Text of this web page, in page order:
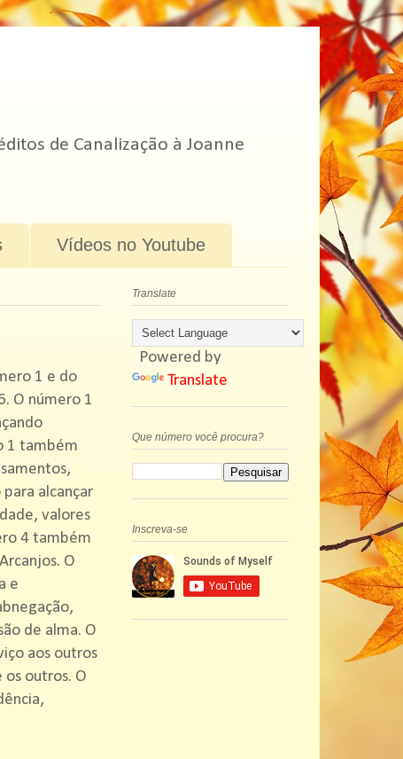
de Canalização à Joanne
Vídeos no Youtube
1 e do
O número 1
1 também
alcançar
valores
4 também
O
e
de alma. O
aos outros
outros. O
Translate
Powered by
Translate
Que número você procura?
Inscreva-se